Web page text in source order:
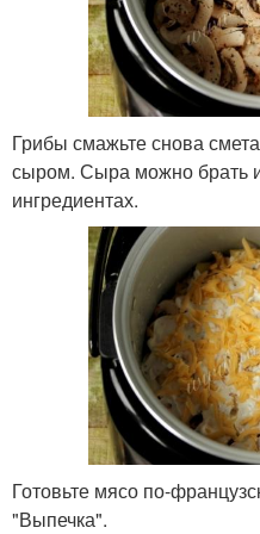
Грибы смажьте снова
сыром. Сыра можно брать
ингредиентах.
Готовьте мясо по-
"Выпечка".